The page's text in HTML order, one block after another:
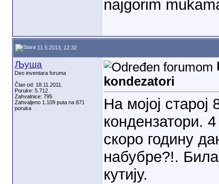
najgorim
11.5.2013, 12:32
Љуша
Deo inventara foruma
Član od: 18.11.2011.
Poruke: 5.712
Zahvalnice: 795
Zahvaljeno 1.109 puta na 871
poruka
kondezatori
На мојој
кондензатори.
скоро годину
набубре?!.
кутију.